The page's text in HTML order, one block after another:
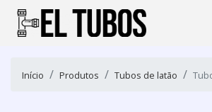
Início Produtos Tubos de latão